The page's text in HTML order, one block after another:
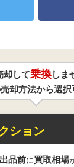
却して乗換しま
却方法から選択
ション
出品前に買取相場